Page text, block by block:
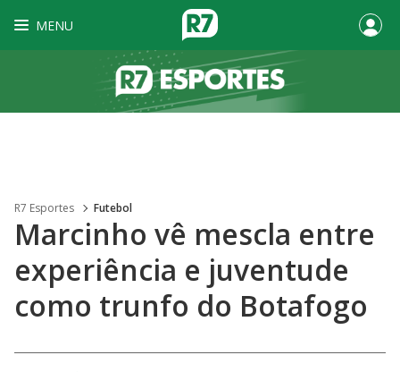
MENU
R7 Esportes Futebol
Marcinho vê mescla entre
experiência e juventude
como trunfo do Botafogo